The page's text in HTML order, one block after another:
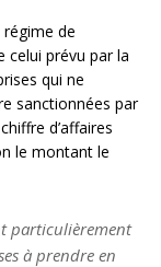
de
celui prévu par la
qui ne
sanctionnées par
d’affaires
le montant le
particulièrement
à prendre en